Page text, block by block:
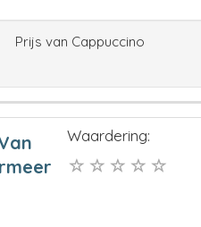
Prijs van Cappuccino
Waardering: